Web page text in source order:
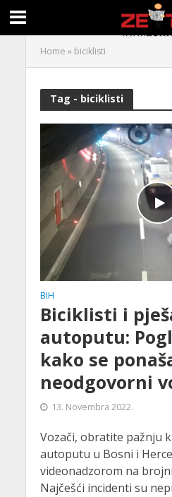
Home » biciklisti
Tag - biciklisti
BIH
Biciklisti i
autoputu:
kako se
neodgovorni
13. Novembra 2022.
Vozači, obratite pažnju
autoputu u Bosni i
videonadzorom na
Najčešći incidenti su